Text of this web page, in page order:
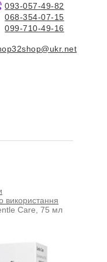
093-057-49-82
068-354-07-15
099-710-49-16
використання
Care, 75 мл